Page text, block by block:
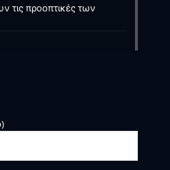
τις προοπτικές των